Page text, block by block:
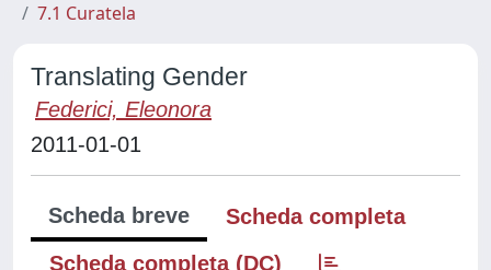
7.1 Curatela
Translating Gender
Federici, Eleonora
2011-01-01
Scheda breve
Scheda completa
Scheda completa (DC)